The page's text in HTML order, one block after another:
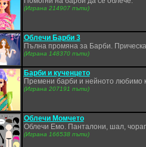
(Играна 214907 пъти)
Облечи Барби 3
Пълна промяна за Барби.
(Играна 148370 пъти)
Барби и кученцето
Премени барби и нейното любимо
(Играна 207191 пъти)
Облечи Момчето
Облечи Емо. Панталони, шал,
(Играна 166538 пъти)